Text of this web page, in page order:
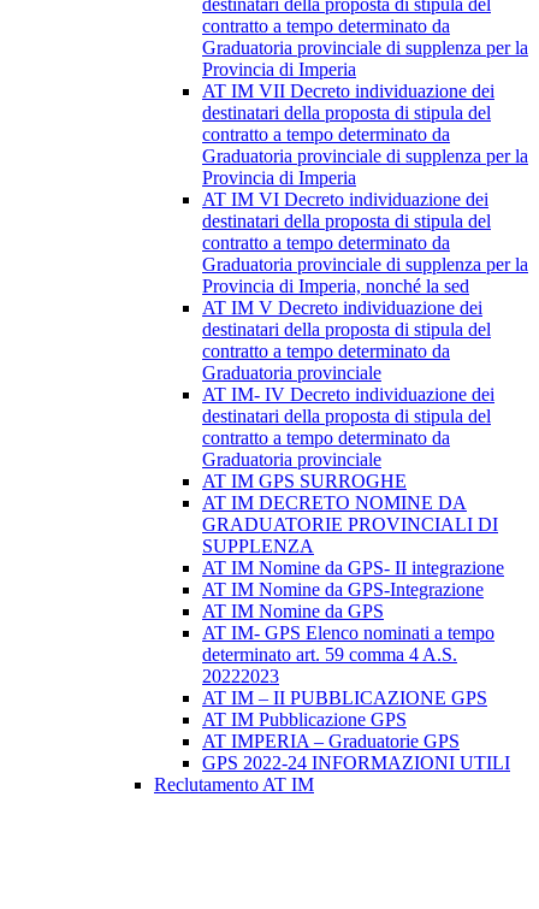
destinatari della proposta di stipula del
contratto a tempo determinato da
Graduatoria provinciale di supplenza per la
Provincia di Imperia
AT IM VII Decreto individuazione dei
destinatari della proposta di stipula del
contratto a tempo determinato da
Graduatoria provinciale di supplenza per la
Provincia di Imperia
AT IM VI Decreto individuazione dei
destinatari della proposta di stipula del
contratto a tempo determinato da
Graduatoria provinciale di supplenza per la
Provincia di Imperia, nonché la sed
AT IM V Decreto individuazione dei
destinatari della proposta di stipula del
contratto a tempo determinato da
Graduatoria provinciale
AT IM- IV Decreto individuazione dei
destinatari della proposta di stipula del
contratto a tempo determinato da
Graduatoria provinciale
AT IM GPS SURROGHE
AT IM DECRETO NOMINE DA
GRADUATORIE PROVINCIALI DI
SUPPLENZA
AT IM Nomine da GPS- II integrazione
AT IM Nomine da GPS-Integrazione
AT IM Nomine da GPS
AT IM- GPS Elenco nominati a tempo
determinato art. 59 comma 4 A.S.
20222023
AT IM – II PUBBLICAZIONE GPS
AT IM Pubblicazione GPS
AT IMPERIA – Graduatorie GPS
GPS 2022-24 INFORMAZIONI UTILI
Reclutamento AT IM